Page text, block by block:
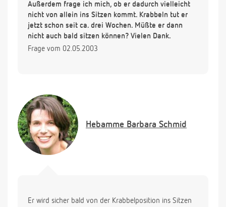
Außerdem frage ich mich, ob er dadurch vielleicht
nicht von allein ins Sitzen kommt. Krabbeln tut er
jetzt schon seit ca. drei Wochen. Müßte er dann
nicht auch bald sitzen können? Vielen Dank.
Frage vom 02.05.2003
Hebamme Barbara Schmid
Er wird sicher bald von der Krabbelposition ins Sitzen